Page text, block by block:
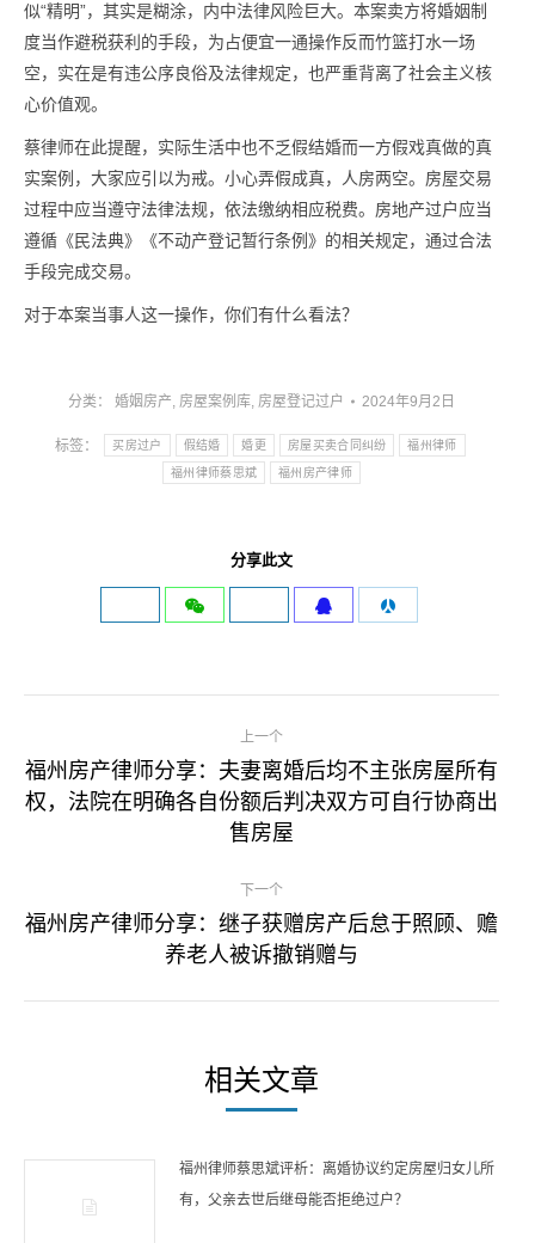
似“精明”，其实是糊涂，内中法律风险巨大。本案卖方将婚姻制
度当作避税获利的手段，为占便宜一通操作反而竹篮打水一场
空，实在是有违公序良俗及法律规定，也严重背离了社会主义核
心价值观。
蔡律师在此提醒，实际生活中也不乏假结婚而一方假戏真做的真
实案例，大家应引以为戒。小心弄假成真，人房两空。房屋交易
过程中应当遵守法律法规，依法缴纳相应税费。房地产过户应当
遵循《民法典》《不动产登记暂行条例》的相关规定，通过合法
手段完成交易。
对于本案当事人这一操作，你们有什么看法？
分类： 婚姻房产, 房屋案例库, 房屋登记过户 2024年9月2日
标签： 买房过户 假结婚 婚更 房屋买卖合同纠纷 福州律师
福州律师蔡思斌 福州房产律师
分享此文
章
导
上一个
上
一
文
章
福州房产律师分享：夫妻离婚后均不主张房屋所有
权，法院在明确各自份额后判决双方可自行协商出
售房屋
下一个
下
一
篇
章
福州房产律师分享：继子获赠房产后怠于照顾、赡
养老人被诉撤销赠与
相关文章
福州律师蔡思斌评析：离婚协议约定房屋归女儿所
有，父亲去世后继母能否拒绝过户？